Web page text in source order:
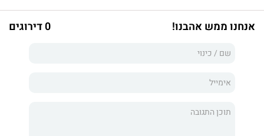
בכל פעם מחדש לאחר שהיא מתרסקת שוב ושוב, ולמרות זאת
שנכנסת בהיסוס לחייה.
של פירוק והרכבה מחדש ומציע תקווה בעולם שריח התרופות ואור
אנחנו ממש אהבנו! 0 דירוגים